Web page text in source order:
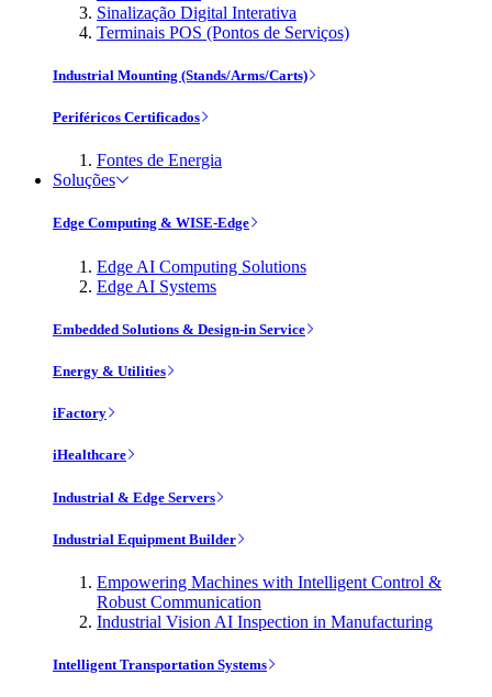
Sinalização Digital Interativa
Terminais POS (Pontos de Serviços)
Industrial Mounting (Stands/Arms/Carts)
Periféricos Certificados
Fontes de Energia
Soluções
Edge Computing & WISE-Edge
Edge AI Computing Solutions
Edge AI Systems
Embedded Solutions & Design-in Service
Energy & Utilities
iFactory
iHealthcare
Industrial & Edge Servers
Industrial Equipment Builder
Empowering Machines with Intelligent Control &
Robust Communication
Industrial Vision AI Inspection in Manufacturing
Intelligent Transportation Systems